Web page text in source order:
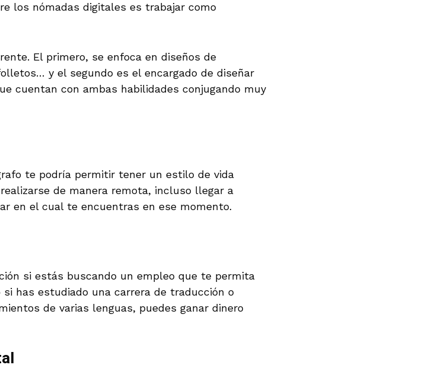
los nómadas digitales es trabajar como
El primero, se enfoca en diseños de
y el segundo es el encargado de diseñar
cuentan con ambas habilidades conjugando muy
te podría permitir tener un estilo de vida
de manera remota, incluso llegar a
en el cual te encuentras en ese momento.
si estás buscando un empleo que te permita
has estudiado una carrera de traducción o
de varias lenguas, puedes ganar dinero